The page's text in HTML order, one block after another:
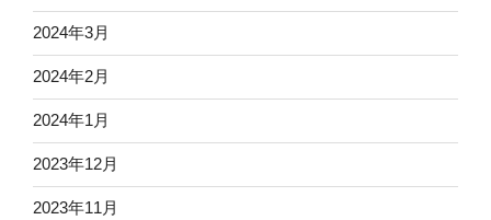
2024年3月
2024年2月
2024年1月
2023年12月
2023年11月